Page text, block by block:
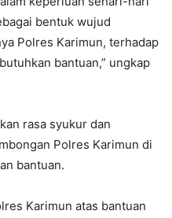
bentuk wujud
Polres Karimun, terhadap
bantuan,” ungkap
rasa syukur dan
Polres Karimun di
bantuan.
Karimun atas bantuan